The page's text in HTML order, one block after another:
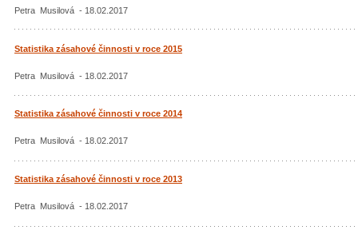
Petra Musilová - 18.02.2017
Statistika zásahové činnosti v roce 2015
Petra Musilová - 18.02.2017
Statistika zásahové činnosti v roce 2014
Petra Musilová - 18.02.2017
Statistika zásahové činnosti v roce 2013
Petra Musilová - 18.02.2017